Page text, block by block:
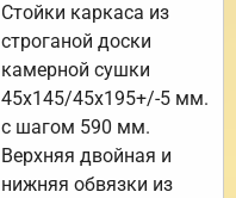
Стойки каркаса из
строганой доски
камерной сушки
45х145/45х195+/-5 мм.
с шагом 590 мм.
Верхняя двойная и
нижняя обвязки из